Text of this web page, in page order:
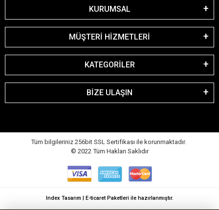
KURUMSAL
MÜŞTERİ HİZMETLERİ
KATEGORİLER
BİZE ULAŞIN
Tüm bilgileriniz 256bit SSL Sertifikası ile korunmaktadır.
© 2022 Tüm Hakları Saklıdır
Index Tasarım | E-ticaret Paketleri ile hazırlanmıştır.